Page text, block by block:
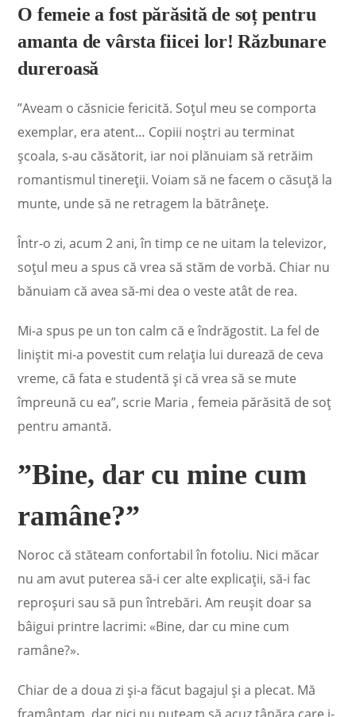
O femeie a fost părăsită de soț pentru
amanta de vârsta fiicei lor! Răzbunare
dureroasă
”Aveam o căsnicie fericită. Soţul meu se comporta
exemplar, era atent… Copiii noștri au terminat
şcoala, s-au căsătorit, iar noi plănuiam să retrăim
romantismul tinereţii. Voiam să ne facem o căsuţă la
munte, unde să ne retragem la bătrâneţe.
Într-o zi, acum 2 ani, în timp ce ne uitam la televizor,
soţul meu a spus că vrea să stăm de vorbă. Chiar nu
bănuiam că avea să-mi dea o veste atât de rea.
Mi-a spus pe un ton calm că e îndrăgostit. La fel de
liniştit mi-a povestit cum relaţia lui durează de ceva
vreme, că fata e studentă şi că vrea să se mute
împreună cu ea”, scrie Maria , femeia părăsită de soț
pentru amantă.
”Bine, dar cu mine cum
ramâne?”
Noroc că stăteam confortabil în fotoliu. Nici măcar
nu am avut puterea să-i cer alte explicaţii, să-i fac
reproşuri sau să pun întrebări. Am reuşit doar sa
bâigui printre lacrimi: «Bine, dar cu mine cum
ramâne?».
Chiar de a doua zi şi-a făcut bagajul şi a plecat. Mă